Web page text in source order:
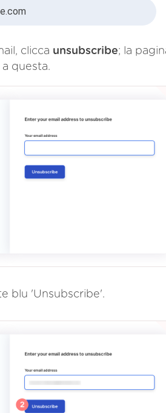
clicca unsubscribe; la
questa.
blu 'Unsubscribe'.